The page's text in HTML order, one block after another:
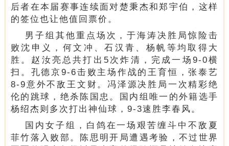
后者在本届赛事连续面对楚秉杰和郑宇伯，这样
的签位也让他值回票价。
男子组其他重点场次，于海涛决胜局惊险击
败沈申义，何文冲、石汉青、杨帆等均取得大
胜。赵汝亮总共打出5次炸清，完成一场9-0横
扫。孔德京9-6击败主场作战的王育恒，张泰艺
8-9意外不敌王文财。冯泽源决胜局一次精彩绝
伦的跳球，绝杀陈国忠。国内组唯一的外籍选手
杨绍杰则多次打出神仙球，9-3速胜李春风。
国内女子组，白鸽在一场艰苦缠斗中不敌夏
菲竹落入败部。陈思明开局遭遇考验，不过世界